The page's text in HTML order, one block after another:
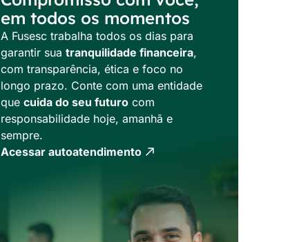
em todos os momentos
A Fusesc trabalha todos os dias para
garantir sua tranquilidade financeira,
com transparência, ética e foco no
longo prazo. Conte com uma entidade
que cuida do seu futuro com
responsabilidade hoje, amanhã e
sempre.
Acessar autoatendimento